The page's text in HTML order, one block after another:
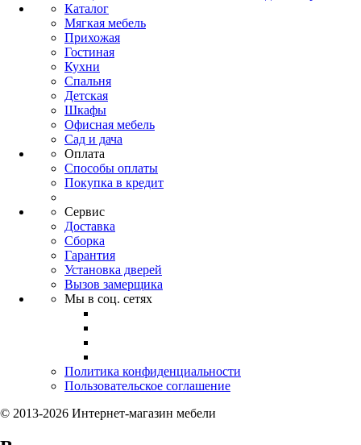
Каталог
Мягкая мебель
Прихожая
Гостиная
Кухни
Спальня
Детская
Шкафы
Офисная мебель
Сад и дача
Оплата
Способы оплаты
Покупка в кредит
Сервис
Доставка
Сборка
Гарантия
Установка дверей
Вызов замерщика
Мы в соц. сетях
Политика конфиденциальности
Пользовательское соглашение
© 2013-2026 Интернет-магазин мебели